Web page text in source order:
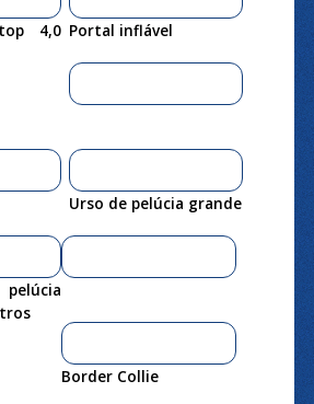
4,0 Portal inflável
Urso de pelúcia grande
Border Collie